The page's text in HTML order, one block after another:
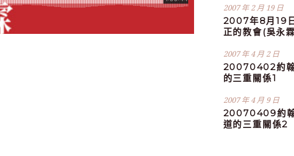
2007 年 2 月 19 日
2007年8月19
正的教會(吳永
2007 年 4 月 2 日
20070402約
的三重關係1
2007 年 4 月 9 日
20070409約
道的三重關係2